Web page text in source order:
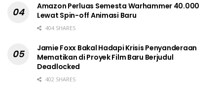
Amazon Perluas Semesta Warhammer 40.000
Lewat Spin-off Animasi Baru
404 SHARES
Jamie Foxx Bakal Hadapi Krisis Penyanderaan
Mematikan di Proyek Film Baru Berjudul
Deadlocked
402 SHARES